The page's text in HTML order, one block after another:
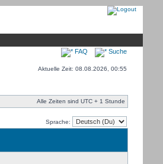
FAQ Suche
Aktuelle Zeit: 08.08.2026, 00:55
Alle Zeiten sind UTC + 1 Stunde
Sprache: